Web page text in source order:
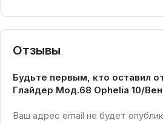
Отзывы
Будьте первым, кто оставил
Глайдер Мод.68 Ophelia 10/
Ваш адрес email не будет